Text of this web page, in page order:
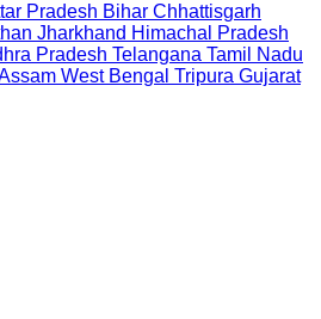
Pradesh Bihar Chhattisgarh
Jharkhand Himachal Pradesh
Pradesh Telangana Tamil Nadu
West Bengal Tripura Gujarat